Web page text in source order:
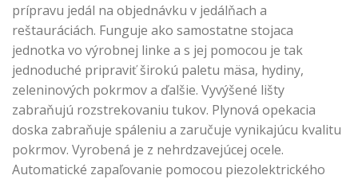
prípravu jedál na objednávku v jedálňach a
reštauráciách. Funguje ako samostatne stojaca
jednotka vo výrobnej linke a s jej pomocou je tak
jednoduché pripraviť širokú paletu mäsa, hydiny,
zeleninových pokrmov a ďalšie. Vyvýšené lišty
zabraňujú rozstrekovaniu tukov. Plynová opekacia
doska zabraňuje spáleniu a zaručuje vynikajúcu kvalitu
pokrmov. Vyrobená je z nehrdzavejúcej ocele.
Automatické zapaľovanie pomocou piezolektrického